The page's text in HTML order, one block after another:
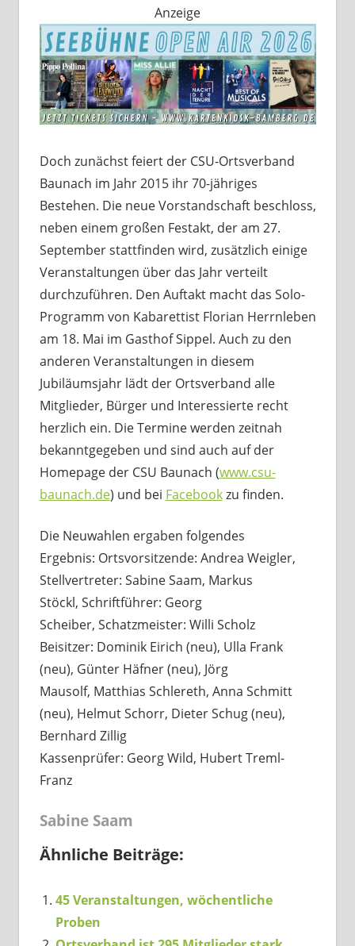
Anzeige
Doch zunächst feiert der CSU-Ortsverband
Baunach im Jahr 2015 ihr 70-jähriges
Bestehen. Die neue Vorstandschaft beschloss,
neben einem großen Festakt, der am 27.
September stattfinden wird, zusätzlich einige
Veranstaltungen über das Jahr verteilt
durchzuführen. Den Auftakt macht das Solo-
Programm von Kabarettist Florian Herrnleben
am 18. Mai im Gasthof Sippel. Auch zu den
anderen Veranstaltungen in diesem
Jubiläumsjahr lädt der Ortsverband alle
Mitglieder, Bürger und Interessierte recht
herzlich ein. Die Termine werden zeitnah
bekanntgegeben und sind auch auf der
Homepage der CSU Baunach (www.csu-
baunach.de) und bei Facebookzu finden.
Die Neuwahlen ergaben folgendes
Ergebnis: Ortsvorsitzende: Andrea Weigler,
Stellvertreter: Sabine Saam, Markus
Stöckl, Schriftführer: Georg
Scheiber, Schatzmeister: Willi Scholz
Beisitzer: Dominik Eirich (neu), Ulla Frank
(neu), Günter Häfner (neu), Jörg
Mausolf, Matthias Schlereth, Anna Schmitt
(neu), Helmut Schorr, Dieter Schug (neu),
Bernhard Zillig
Kassenprüfer: Georg Wild, Hubert Treml-
Franz
Sabine Saam
Ähnliche Beiträge:
45 Veranstaltungen, wöchentliche
Proben